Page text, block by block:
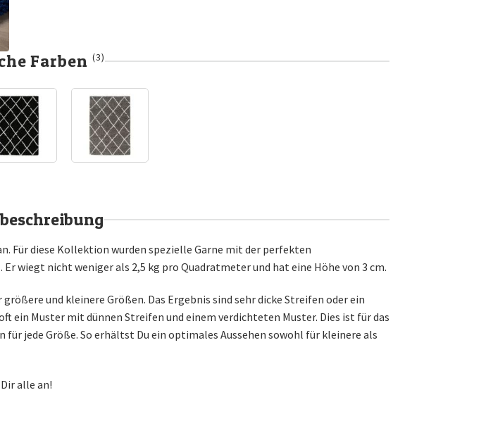
Farben(3)
Für diese Kollektion wurden spezielle Garne mit der perfekten
wiegt nicht weniger als 2,5 kg pro Quadratmeter und hat eine Höhe von 3 cm.
und kleinere Größen. Das Ergebnis sind sehr dicke Streifen oder ein
ein Muster mit dünnen Streifen und einem verdichteten Muster. Dies ist für das
jede Größe. So erhältst Du ein optimales Aussehen sowohl für kleinere als
alle an!